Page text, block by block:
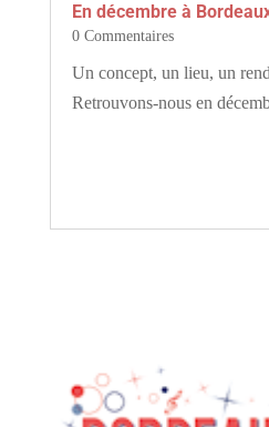
En décembre à
0 Commentaires
Un concept, un lieu, un
Retrouvons-nous en